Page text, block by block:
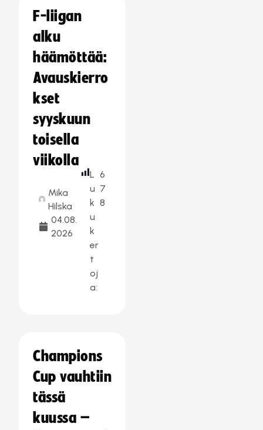
F-liigan
alku
häämöttää:
Avauskierro
kset
syyskuun
toisella
viikolla
Mika
Hilska
04.08.
2026
L
u
k
u
k
er
t
oj
a:
6
7
8
Champions
Cup vauhtiin
tässä
kuussa –